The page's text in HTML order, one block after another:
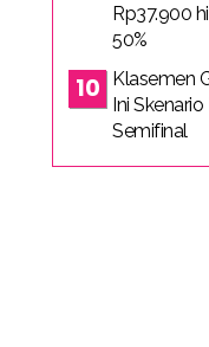
Rp37.900
50%
Klasemen
Ini
Semifinal